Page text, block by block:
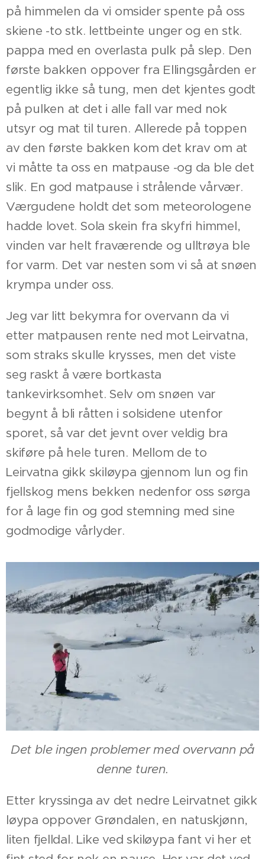
på himmelen da vi omsider spente på oss
skiene -to stk. lettbeinte unger og en stk.
pappa med en overlasta pulk på slep. Den
første bakken oppover fra Ellingsgården er
egentlig ikke så tung, men det kjentes godt
på pulken at det i alle fall var med nok
utsyr og mat til turen. Allerede på toppen
av den første bakken kom det krav om at
vi måtte ta oss en matpause -og da ble det
slik. En god matpause i strålende vårvær.
Værgudene holdt det som meteorologene
hadde lovet. Sola skein fra skyfri himmel,
vinden var helt fraværende og ulltrøya ble
for varm. Det var nesten som vi så at snøen
krympa under oss.
Jeg var litt bekymra for overvann da vi
etter matpausen rente ned mot Leirvatna,
som straks skulle krysses, men det viste
seg raskt å være bortkasta
tankevirksomhet. Selv om snøen var
begynt å bli råtten i solsidene utenfor
sporet, så var det jevnt over veldig bra
skiføre på hele turen. Mellom de to
Leirvatna gikk skiløypa gjennom lun og fin
fjellskog mens bekken nedenfor oss sørga
for å lage fin og god stemning med sine
godmodige vårlyder.
Det ble ingen problemer med overvann på
denne turen.
Etter kryssinga av det nedre Leirvatnet gikk
løypa oppover Grøndalen, en natuskjønn,
liten fjelldal. Like ved skiløypa fant vi her et